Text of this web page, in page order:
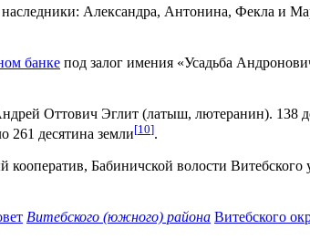
Александра, Антонина, Фекла и
банке под залог имения «Усадьба
Оттович Эглит (латыш, лютеранин). 138
261 десятина земли[10].
Бабиничской волости
Витебского (южного) района Витебского